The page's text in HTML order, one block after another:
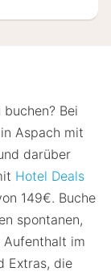
Bei
Aspach mit
darüber
Hotel Deals
149€. Buche
spontanen,
Aufenthalt im
Extras, die